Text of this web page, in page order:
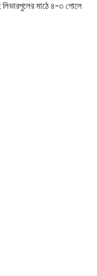
লিভারপুলের মাঠে ৪-৩ গোলে